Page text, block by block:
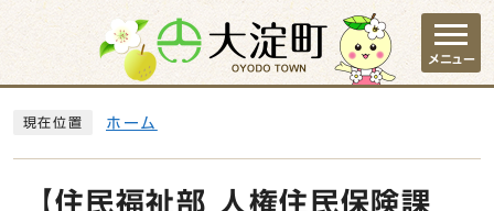
ページの先頭です
メニュー
現在位置 ホーム
【住民福祉部 人権住民保険課